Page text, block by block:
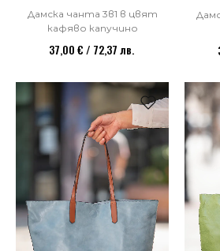
Дамска чанта 3в1 в цвят
кафяво капучино
37,00 € / 72,37 лв.